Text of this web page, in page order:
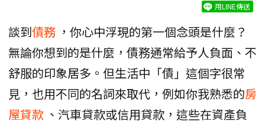
用LINE傳送
談到債務 ，你心中浮現的第一個念頭是什麼？
無論你想到的是什麼，債務通常給予人負面、不
舒服的印象居多。但生活中「債」這個字很常
見，也用不同的名詞來取代，例如你我熟悉的房
屋貸款 、汽車貸款或信用貸款，這些在資產負